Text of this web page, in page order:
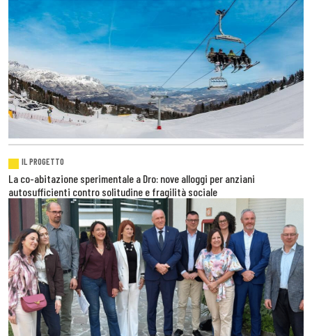
IL PROGETTO
La co-abitazione sperimentale a Dro: nove alloggi per anziani
autosufficienti contro solitudine e fragilità sociale